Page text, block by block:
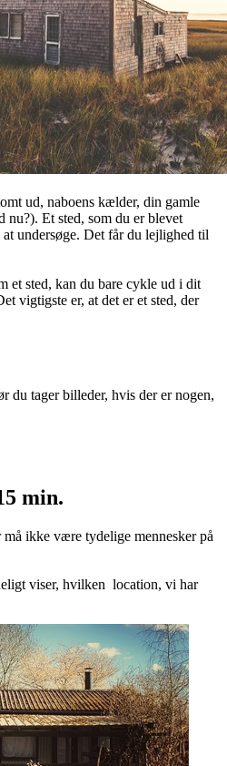
ud, naboens kælder, din gamle
nu?). Et sted, som du er blevet
undersøge. Det får du lejlighed til
et sted, kan du bare cykle ud i dit
vigtigste er, at det er et sted, der
du tager billeder, hvis der er nogen,
min.
ikke være tydelige mennesker på
viser, hvilken location, vi har